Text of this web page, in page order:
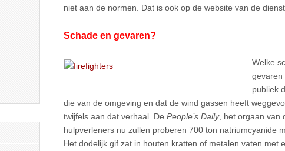
niet aan de normen. Dat is ook op de website van de
Schade en gevaren?
Welke
gevaren
publiek
die van de omgeving en dat de wind gassen heeft
twijfels aan dat verhaal. De People’s Daily, het orgaan van
hulpverleners nu zullen proberen 700 ton natriumcyanide
Het dodelijk gif zat in houten kratten of metalen vaten met